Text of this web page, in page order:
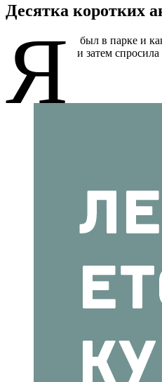
Десятка коротких
Я
был в парке и
и затем